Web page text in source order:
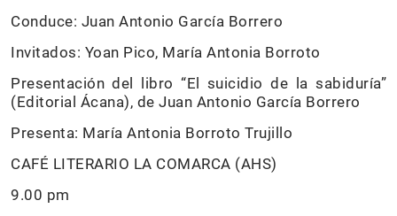
Conduce: Juan Antonio García Borrero
Invitados: Yoan Pico, María Antonia Borroto
Presentación del libro “El suicidio de la sabiduría”
(Editorial Ácana), de Juan Antonio García Borrero
Presenta: María Antonia Borroto Trujillo
CAFÉ LITERARIO LA COMARCA (AHS)
9.00 pm